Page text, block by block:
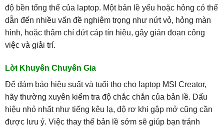
độ bền tổng thể của laptop. Một bản lề yếu hoặc hỏng có thể
dẫn đến nhiều vấn đề nghiêm trọng như nứt vỏ, hỏng màn
hình, hoặc thậm chí đứt cáp tín hiệu, gây gián đoạn công
việc và giải trí.
Lời Khuyên Chuyên Gia
Để đảm bảo hiệu suất và tuổi thọ cho laptop MSI Creator,
hãy thường xuyên kiểm tra độ chắc chắn của bản lề. Dấu
hiệu nhỏ nhất như tiếng kêu lạ, độ rơ khi gập mở cũng cần
được lưu ý. Việc thay thế bản lề sớm sẽ giúp bạn tránh